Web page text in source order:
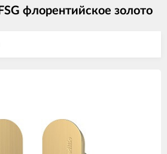
флорентийское золото